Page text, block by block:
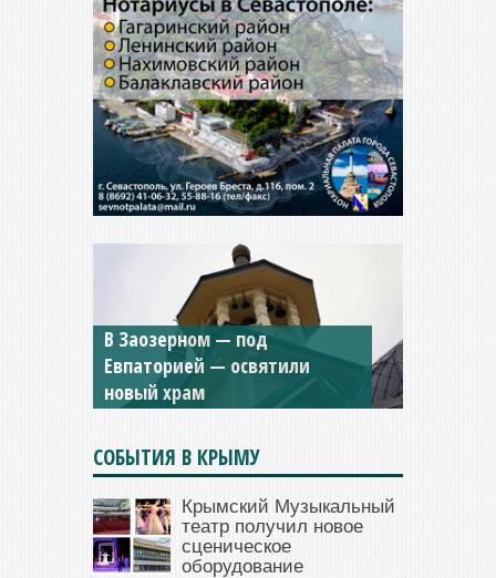
В Заозерном — под
Евпаторией — освятили
новый храм
Мужской монастырь Косьмы
и Дамиана в Крыму вновь
открыт для посещения
СОБЫТИЯ В КРЫМУ
Крымский Музыкальный
театр получил новое
сценическое
оборудование